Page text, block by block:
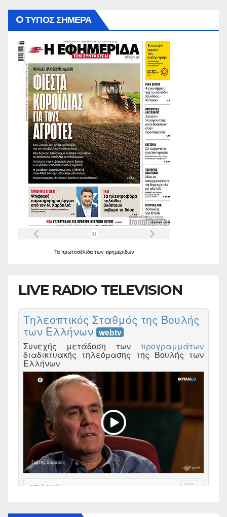
O ΤΥΠΟΣ ΣΗΜΕΡΑ
Τα πρωτοσέλιδα των εφημερίδων
LIVE RADIO TELEVISION